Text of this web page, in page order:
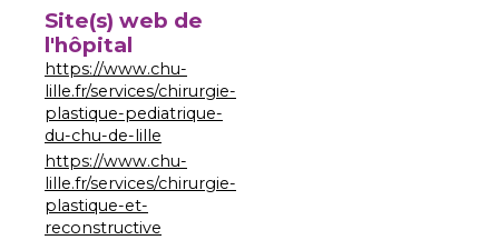
Site(s) web de
l'hôpital
https://www.chu-
lille.fr/services/chirurgie-
plastique-pediatrique-
du-chu-de-lille
https://www.chu-
lille.fr/services/chirurgie-
plastique-et-
reconstructive